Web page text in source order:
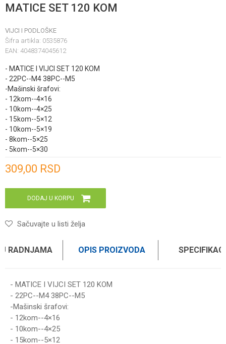
MATICE SET 120 KOM
VIJCI I PODLOŠKE
Šifra artikla: 0535876
EAN: 4048374045612
- MATICE I VIJCI SET 120 KOM
- 22PC--M4 38PC--M5
-Mašinski šrafovi:
- 12kom--4×16
- 10kom--4×25
- 15kom--5×12
- 10kom--5×19
- 8kom--5×25
- 5kom--5×30
309,00 RSD
DODAJ U KORPU
Sačuvajte u listi želja
RADNJAMA OPIS PROIZVODA
- MATICE I VIJCI SET 120 KOM
- 22PC--M4 38PC--M5
-Mašinski šrafovi:
- 12kom--4×16
- 10kom--4×25
- 15kom--5×12